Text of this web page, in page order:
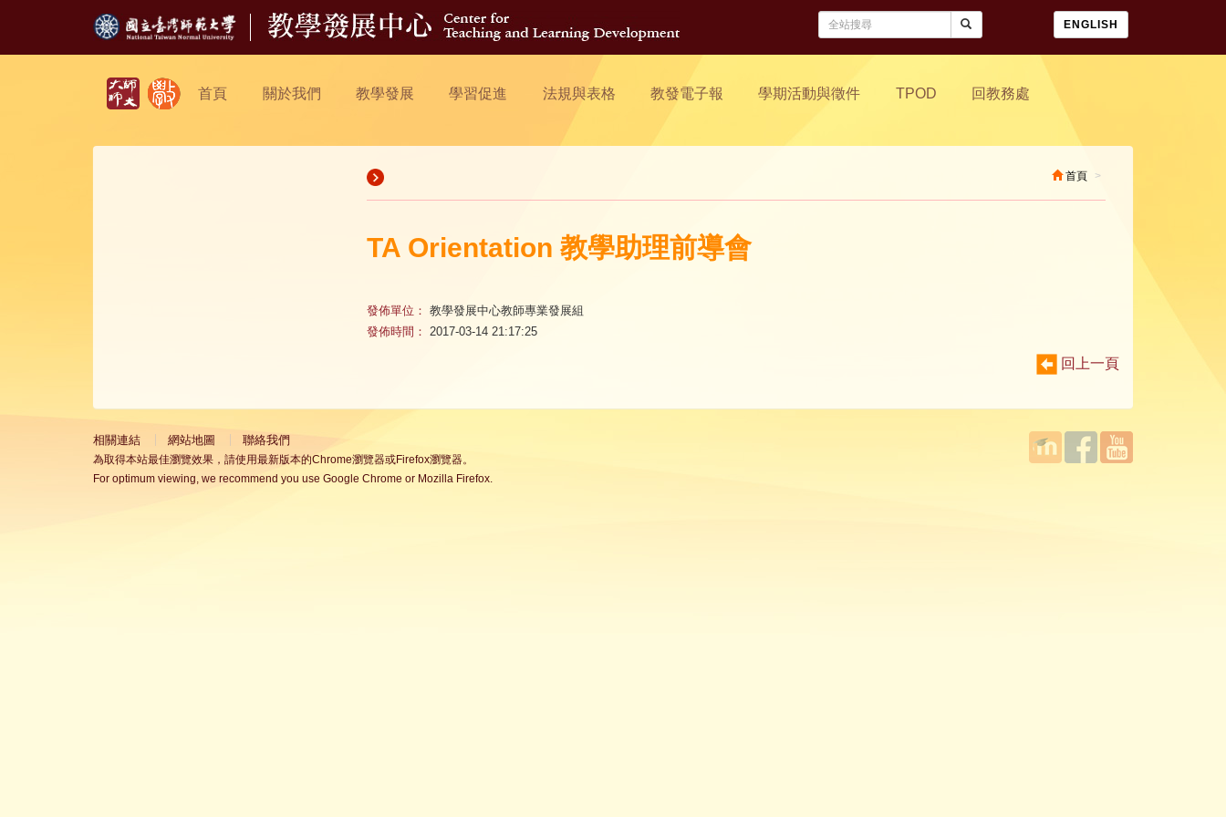
ENGLISH
首頁 關於我們 教學發展 學習促進 法規與表格 教發電子報 學期活動與徵件 TPOD 回教務處
首頁
TA Orientation 教學助理前導會
發佈單位： 教學發展中心教師專業發展組
發佈時間： 2017-03-14 21:17:25
回上一頁
相關連結 網站地圖 聯絡我們
為取得本站最佳瀏覽效果，請使用最新版本的Chrome瀏覽器或Firefox瀏覽器。
For optimum viewing, we recommend you use Google Chrome or Mozilla Firefox.